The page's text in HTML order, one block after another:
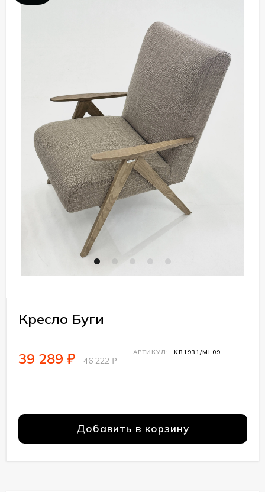
Кресло Буги
39 289 ₽ 46 222₽
АРТИКУЛ: KB1931/ML09
Добавить в корзину